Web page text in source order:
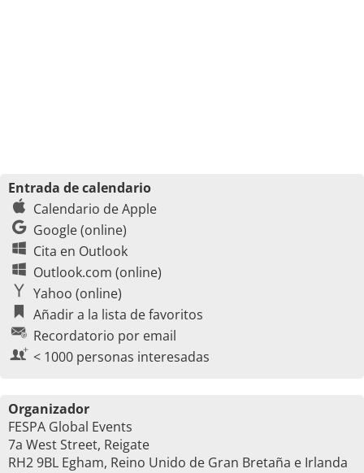
Entrada de calendario
Calendario de Apple
Google (online)
Cita en Outlook
Outlook.com (online)
Yahoo (online)
Añadir a la lista de favoritos
Recordatorio por email
< 1000 personas interesadas
Organizador
FESPA Global Events
7a West Street, Reigate
RH2 9BL Egham, Reino Unido de Gran Bretaña e Irlanda